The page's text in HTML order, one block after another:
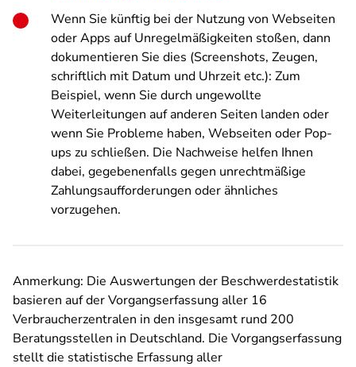
Wenn Sie künftig bei der Nutzung von Webseiten
oder Apps auf Unregelmäßigkeiten stoßen, dann
dokumentieren Sie dies (Screenshots, Zeugen,
schriftlich mit Datum und Uhrzeit etc.): Zum
Beispiel, wenn Sie durch ungewollte
Weiterleitungen auf anderen Seiten landen oder
wenn Sie Probleme haben, Webseiten oder Pop-
ups zu schließen. Die Nachweise helfen Ihnen
dabei, gegebenenfalls gegen unrechtmäßige
Zahlungsaufforderungen oder ähnliches
vorzugehen.
Anmerkung: Die Auswertungen der Beschwerdestatistik
basieren auf der Vorgangserfassung aller 16
Verbraucherzentralen in den insgesamt rund 200
Beratungsstellen in Deutschland. Die Vorgangserfassung
stellt die statistische Erfassung aller